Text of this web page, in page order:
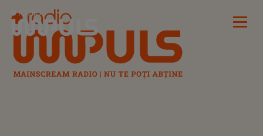
Radio Impuls